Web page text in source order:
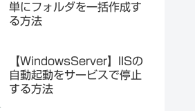
単にフォルダを一括作成す
る方法
【WindowsServer】IISの
自動起動をサービスで停止
する方法